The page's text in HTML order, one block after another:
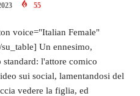
55
voice="Italian Female"
Un ennesimo,
l'attore comico
sui social, lamentandosi del
vedere la figlia, ed